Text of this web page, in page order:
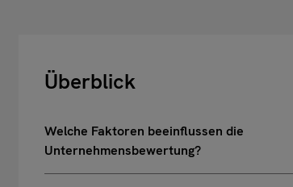
Überblick
Welche Faktoren beeinflussen die
Unternehmensbewertung?